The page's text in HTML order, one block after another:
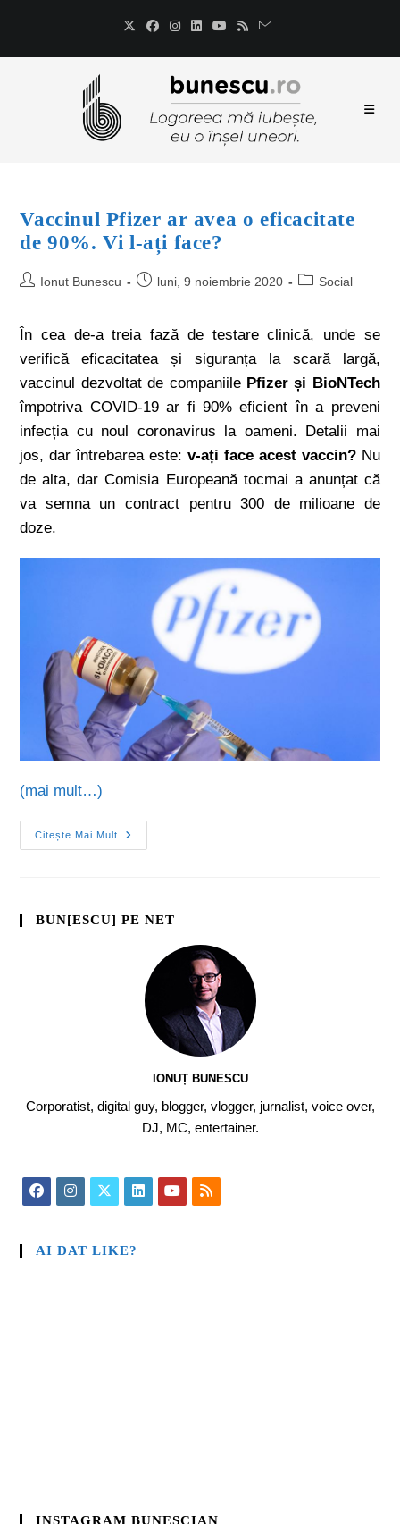
Vaccinul Pfizer ar avea o eficacitate
de 90%. Vi l-ați face?
Ionut Bunescu luni, 9 noiembrie 2020 Social
În cea de-a treia fază de testare clinică, unde se
verifică eficacitatea și siguranța la scară largă,
vaccinul dezvoltat de companiile Pfizer și BioNTech
împotriva COVID-19 ar fi 90% eficient în a preveni
infecția cu noul coronavirus la oameni. Detalii mai
jos, dar întrebarea este: v-ați face acest vaccin?Nu
de alta, dar Comisia Europeană tocmai a anunțat că
va semna un contract pentru 300 de milioane de
doze.
(mai mult…)
Citește Mai Mult
BUN[ESCU] PE NET
IONUȚ BUNESCU
Corporatist, digital guy, blogger, vlogger, jurnalist, voice over,
DJ, MC, entertainer.
AI DAT LIKE?
INSTAGRAM BUNESCIAN